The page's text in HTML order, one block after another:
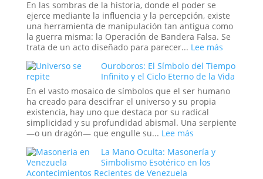
Sin
Resolver
de
la
Antigua
Ruta
de
la
Seda
En las sombras de la historia, donde el poder se
ejerce mediante la influencia y la percepción, existe
una herramienta de manipulación tan antigua como
la guerra misma: la Operación de Bandera Falsa. Se
trata de un acto diseñado para parecer... Lee más:
de
Bandera
Falsa
Historia:
Ouroboros: El Símbolo del Tiempo
Infinito y el Ciclo Eterno de la Vida
En el vasto mosaico de símbolos que el ser humano
ha creado para descifrar el universo y su propia
existencia, hay uno que destaca por su radical
simplicidad y su profundidad abismal. Una serpiente
—o un dragón— que engulle su... Lee más:
El
Símbolo
La Mano Oculta: Masonería y
Simbolismo Esotérico en los
Acontecimientos Recientes de Venezuela